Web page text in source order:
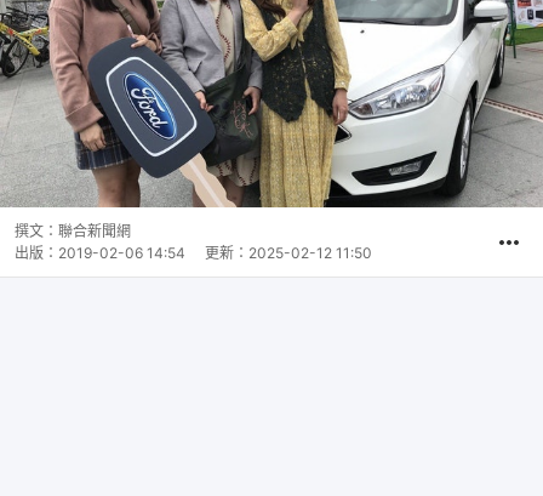
撰文： 聯合新聞網
出版： 2019-02-06 14:54 更新： 2025-02-12 11:50